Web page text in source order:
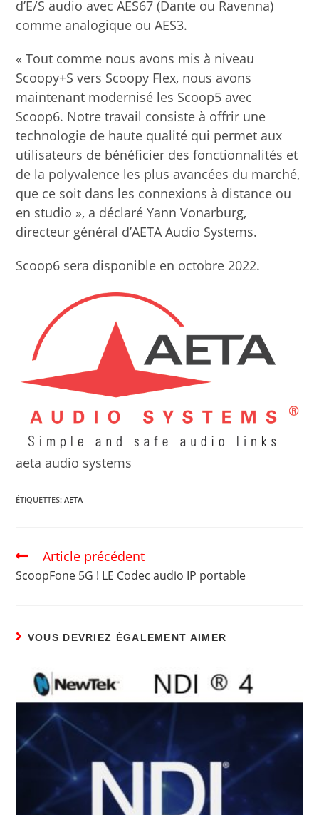
d’E/S audio avec AES67 (Dante ou Ravenna)
comme analogique ou AES3.
« Tout comme nous avons mis à niveau
Scoopy+S vers Scoopy Flex, nous avons
maintenant modernisé les Scoop5 avec
Scoop6. Notre travail consiste à offrir une
technologie de haute qualité qui permet aux
utilisateurs de bénéficier des fonctionnalités et
de la polyvalence les plus avancées du marché,
que ce soit dans les connexions à distance ou
en studio », a déclaré Yann Vonarburg,
directeur général d’AETA Audio Systems.
Scoop6 sera disponible en octobre 2022.
aeta audio systems
ÉTIQUETTES:AETA
Article précédent
ScoopFone 5G ! LE Codec audio IP portable
VOUS DEVRIEZ ÉGALEMENT AIMER